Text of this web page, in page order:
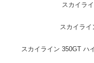
スカイラ
スカイライ
スカイライン 350GT ハ